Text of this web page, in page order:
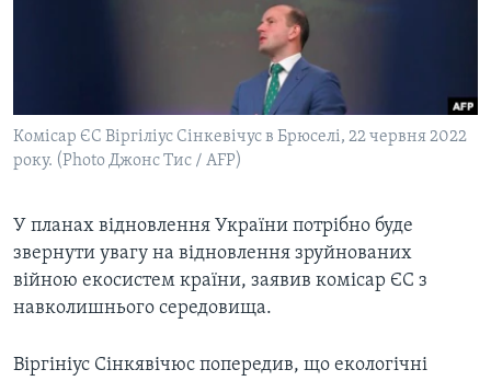
ІСТОРІЇ УСПІХУ УКРАЇНЦІВ
СТУДІЯ ВАШИНГТОН
ПРАЙМ-ТАЙМ
ПОГЛЯД З ВАШИНГТОНА
Learning English
Мови
Комісар ЄС Віргіліус Сінкевічус в Брюселі, 22 червня 2022
року. (Photo Джонс Тис / AFP)
У планах відновлення України потрібно буде
звернути увагу на відновлення зруйнованих
війною екосистем країни, заявив комісар ЄС з
навколишнього середовища.
Віргініус Сінкявічюс попередив, що екологічні